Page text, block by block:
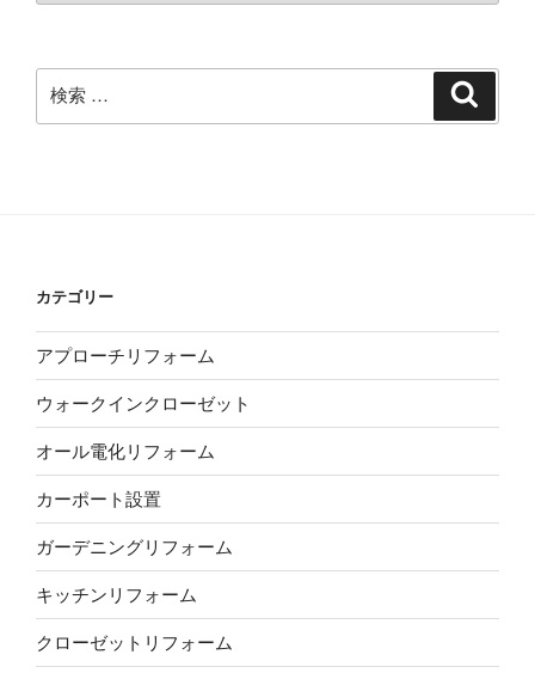
索:
カテゴリー
アプローチリフォーム
ウォークインクローゼット
オール電化リフォーム
カーポート設置
ガーデニングリフォーム
キッチンリフォーム
クローゼットリフォーム